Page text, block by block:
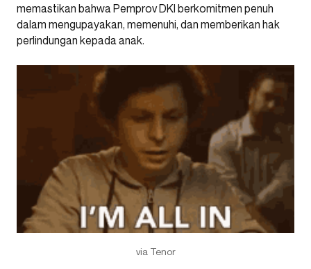
memastikan bahwa Pemprov DKI berkomitmen penuh
dalam mengupayakan, memenuhi, dan memberikan hak
perlindungan kepada anak.
via Tenor